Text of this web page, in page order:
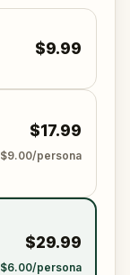
$9.99
$17.99
$9.00/persona
$29.99
$6.00/persona